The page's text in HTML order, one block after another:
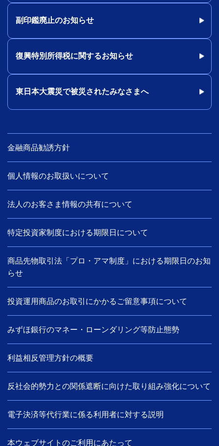
副印鑑廃止のお知らせ
復興特別所得税に関するお知らせ
東日本大震災で被災されたみなさまへ
金融商品勧誘方針
個人情報のお取扱いについて
法人のお客さま情報の共有について
特定投資家制度における期限日について
商品先物取引法「プロ・アマ制度」における期限日のお知
らせ
投資運用商品のお取引にかかるご留意事項について
みずほ銀行のマネー・ローンダリング等防止態勢
利益相反管理方針の概要
反社会的勢力との関係遮断に向けた取り組み強化について
電子決済等代行業に係る利用者に対する説明
本ウェブサイトのご利用にあたって